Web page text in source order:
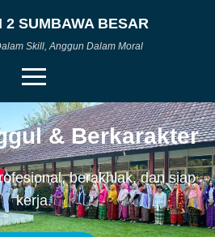
2 SUMBAWA BESAR
Skill, Anggun Dalam Moral
& Berkarakter
berakhlak, dan siap
kerja.